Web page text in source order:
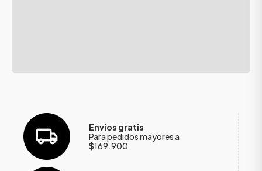
Envíos gratis
Para pedidos mayores a
$169.900